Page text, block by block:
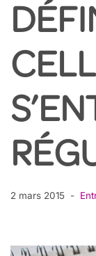
2 mars 2015